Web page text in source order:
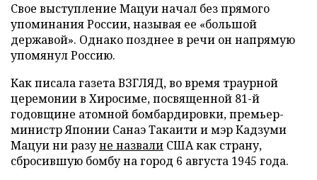
Свое выступление Мацуи начал без прямого
упоминания России, называя ее «большой
державой». Однако позднее в речи он напрямую
упомянул Россию.
Как писала газета ВЗГЛЯД, во время траурной
церемонии в Хиросиме, посвященной 81-й
годовщине атомной бомбардировки, премьер-
министр Японии Санаэ Такаити и мэр Кадзуми
Мацуи ни разуне назвали США как страну,
сбросившую бомбу на город 6 августа 1945 года.